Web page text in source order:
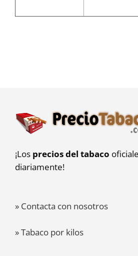
¡Los precios del tabaco
diariamente!
» Contacta con nosotros
» Tabaco por kilos